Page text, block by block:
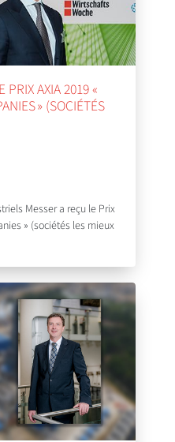
PRIX AXIA 2019 «
» (SOCIÉTÉS
Messer a reçu le Prix
» (sociétés les mieux